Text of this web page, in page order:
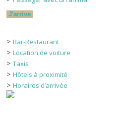
J'arrive
>Bar-Restaurant
>Location de voiture
>Taxis
>Hôtels à proximité
>Horaires d’arrivée